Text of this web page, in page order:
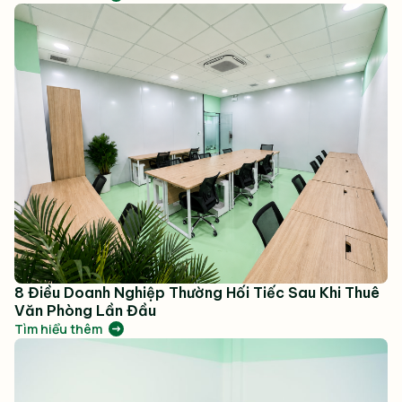
8 Điều Doanh Nghiệp Thường Hối Tiếc Sau Khi Thuê
Văn Phòng Lần Đầu
Tìm hiểu thêm